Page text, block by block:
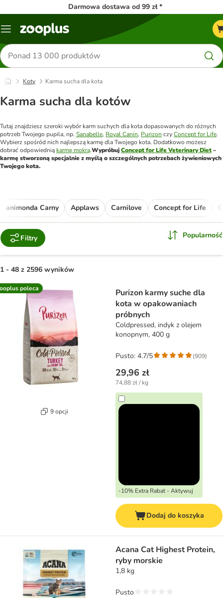
Darmowa dostawa od 99 zł *
Menu
Szukaj
produktów
Koty Karma sucha dla kota
Karma sucha dla kotów
Tutaj znajdziesz szeroki wybór karm suchych dla kota dopasowanych do różnych
potrzeb Twojego pupila, np. Sanabelle, Royal Canin, Purizon czy Concept for Life.
Wybierz spośród nich najlepszą karmę dla Twojego kota. Dodatkowo możesz
dobrać odpowiednią karmę mokrą.Wypróbuj Concept for Life Veterinary Diet –
karmę stworzoną specjalnie z myślą o szczególnych potrzebach żywieniowych
Twojego kota.
animonda Carny Applaws Carnilove Concept for Life
Filtry Popularność
1 - 48 z 2596 wyników
product items have been changed
poleca
9 opcji
Purizon karmy suche dla
kota w opakowaniach
próbnych
Coldpressed, indyk z olejem
konopnym, 400 g
29,96 zł
74,88 zł / kg
-10% Extra Rabat - Aktywuj
Pusto: 4.7/5 (909)
Dodaj do koszyka
Acana Cat Highest Protein,
ryby morskie
1,8 kg
Pusto